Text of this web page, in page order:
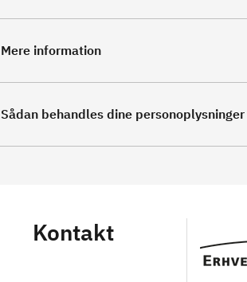
Mere information
Sådan behandles dine personoplysninger
Kontakt